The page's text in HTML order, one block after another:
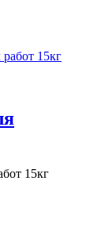
15кг